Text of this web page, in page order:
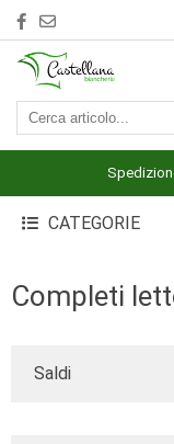
ACCESSORI
ARREDAMENTO
BIANCHERIA
CUCINA
MARE
CATEGORIE
Completi
Saldi